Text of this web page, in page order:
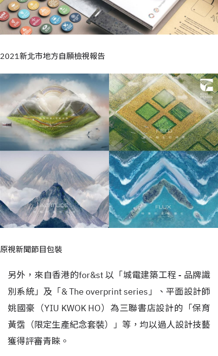
2021新北市地方自願檢視報告
原視新聞節目包裝
另外，來自香港的for&st 以「城電建築工程 - 品牌識
別系統」及「& The overprint series」、平面設計師
姚國豪（YIU KWOK HO）為三聯書店設計的「保育
黃霑（限定生產紀念套裝）」等，均以過人設計技藝
獲得評審青睞。